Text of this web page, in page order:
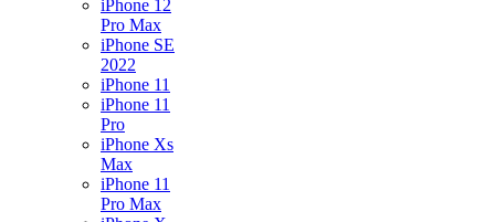
iPhone 12
Pro Max
iPhone SE
2022
iPhone 11
iPhone 11
Pro
iPhone Xs
Max
iPhone 11
Pro Max